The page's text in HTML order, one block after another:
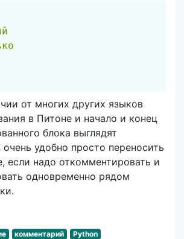
от многих других языков
в Питоне и начало и конец
блока выглядят
удобно просто переносить
надо откомментировать и
одновременно рядом
комментарий Python